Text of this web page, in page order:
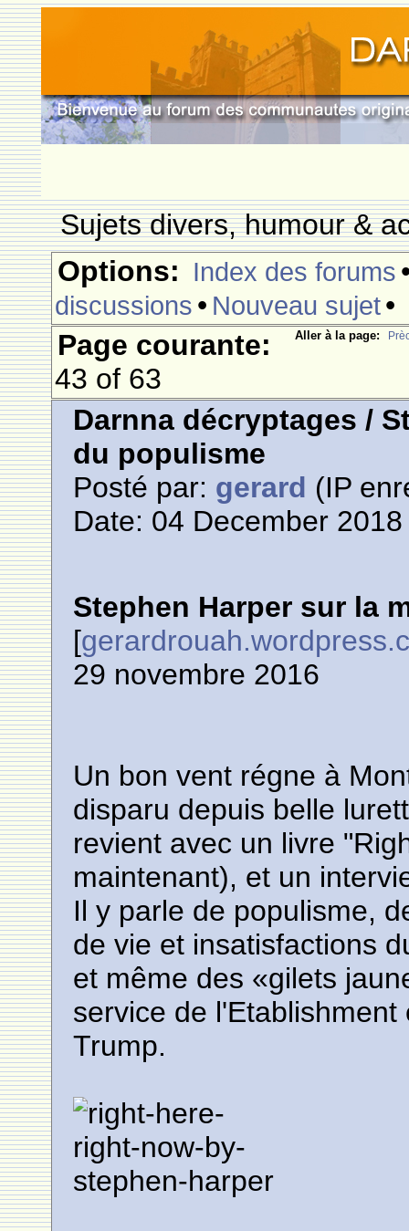
Sujets divers, humour &
Options: Index des forums
discussions • Nouveau sujet•
Aller à la page:
Page courante:
43 of 63
Darnna décryptages /
du populisme
Posté par: gerard (IP
Date: 04 December
Stephen Harper sur la
[
29 novembre 2016
Un bon vent régne à
disparu depuis belle
revient avec un livre
maintenant), et un
Il y parle de populisme,
de vie et insatisfactions
et même des «gilets
service de
Trump.